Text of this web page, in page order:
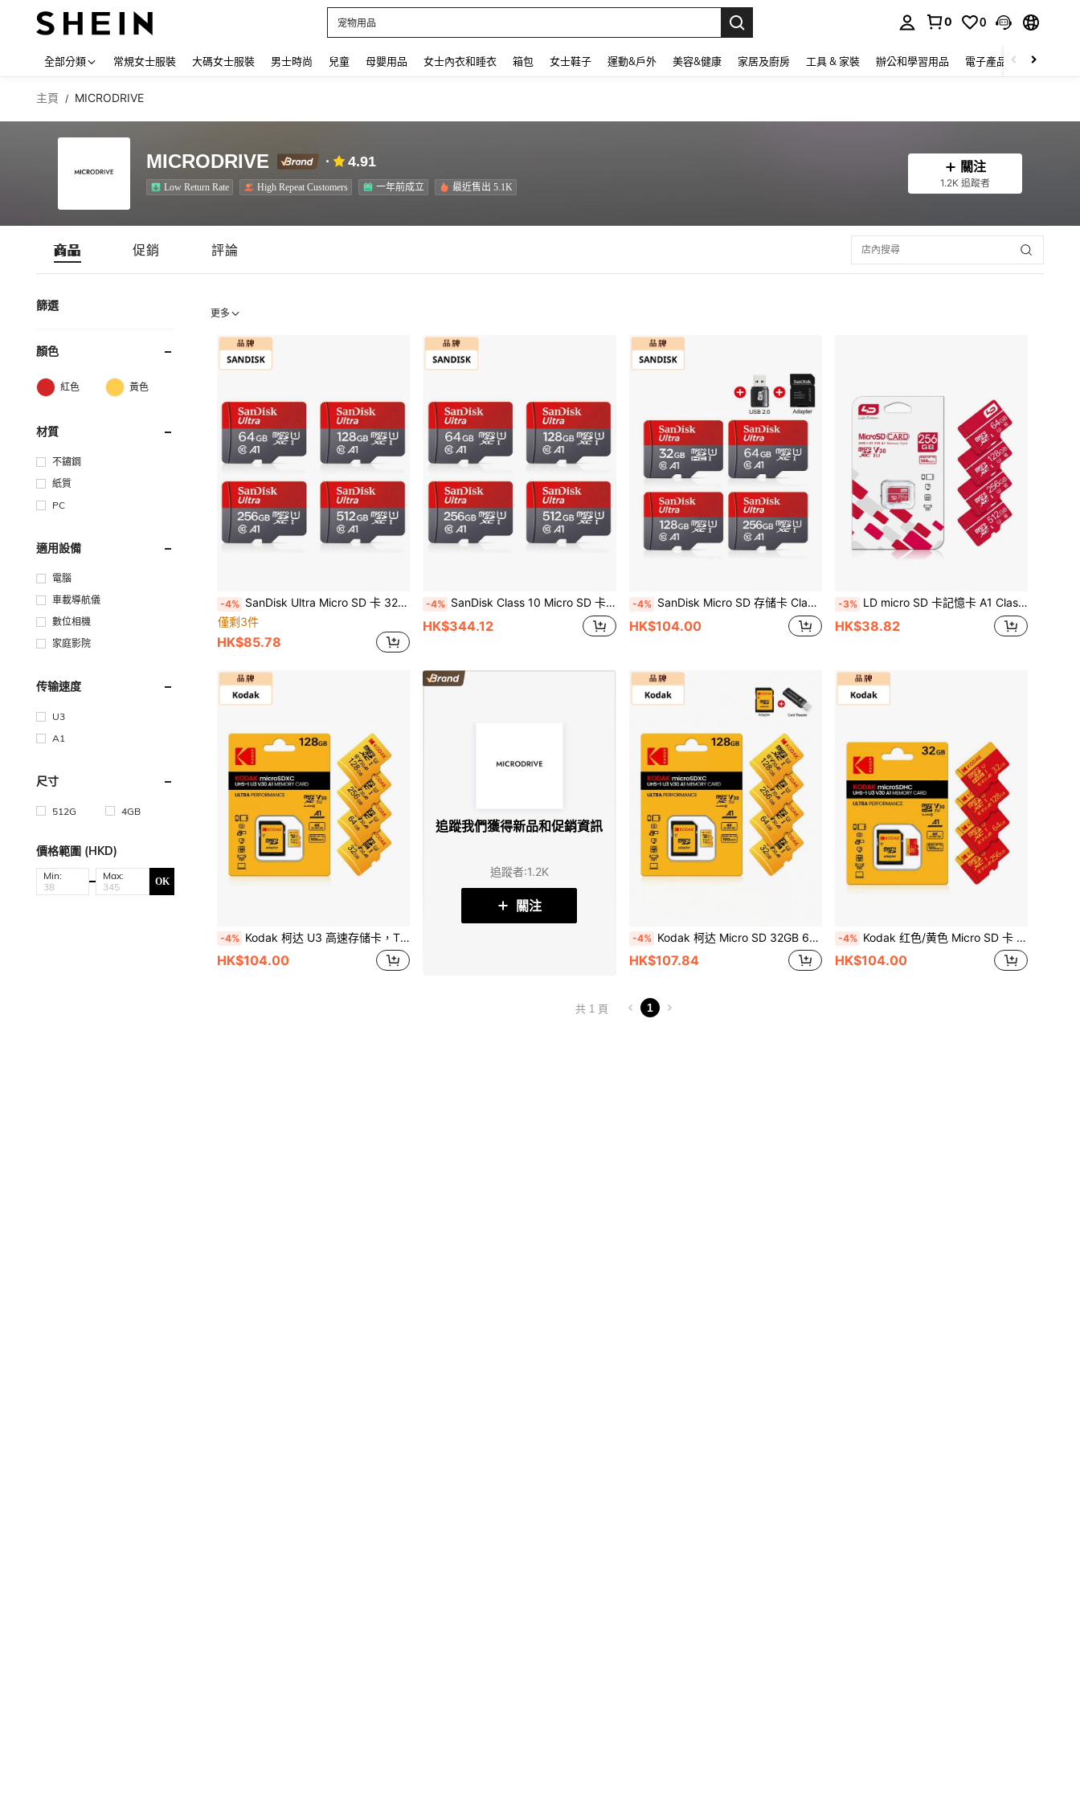
宠物用品
0 0
全部分類 常規女士服裝 大碼女士服裝 男士時尚 兒童 母嬰用品 女士內衣和睡衣 箱包 女士鞋子 運動&戶外 美容&健康 家居及廚房 工具 & 家裝 辦公和學習用品 電子產品 玩具
主頁 / MICRODRIVE
MICRODRIVE 4.91
Low Return Rate High Repeat Customers 一年前成立 最近售出 5.1K
關注
1.2K 追蹤者
商品 促銷 評論
篩選
顏色
紅色 黃色
材質
不鏽鋼
紙質
PC
適用設備
電腦
車載導航儀
數位相機
家庭影院
传输速度
U3
A1
尺寸
512G 4GB
價格範圍 (HKD)
Min: Max: OK
更多
-4% SanDisk Ultra Micro SD 卡 32GB 64GB 128GB 256GB A1 U3 MicroSD 卡 TF 存储卡，读取速度高达 120MB/s
僅剩3件
HK$85.78
-4% SanDisk Class 10 Micro SD 卡，容量 32GB/64GB/128GB/256GB/512GB，A1 闪存，读写速度 100MB/s，TF 卡/存储卡
HK$344.12
-4% SanDisk Micro SD 存储卡 Class 10 A1 Micro SD 32GB 64GB 128GB 256GB 512GB 100MB/S U3 TF 存储卡 + SD 适配器 + USB2.0 读卡器
HK$104.00
-3% LD micro SD 卡記憶卡 A1 Class10 UHS-I Micro SD 卡 V30 U3 TF 32 GB64GB 128GB 256GB 512GB 適用於相機智慧型手機遊戲 RED
HK$38.82
-4% Kodak 柯达 U3 高速存储卡，TF 闪存卡 32GB/64GB/128GB/256GB Micro SD 卡，兼容手机、电脑、耳机、音箱、高清相机、PSP 等设备，附带 SD 适配器
HK$104.00
追蹤我們獲得新品和促銷資訊
追蹤者:1.2K
關注
-4% Kodak 柯达 Micro SD 32GB 64GB 128GB 256GB U3 A1 TF 卡，存储卡，TF 卡，带 SD 适配器，读卡器
HK$107.84
-4% Kodak 红色/黄色 Micro SD 卡 TF U3 Class 10 存储卡 32GB 64GB 128GB 256GB 带 SD 适配器
HK$104.00
共 1 頁 1